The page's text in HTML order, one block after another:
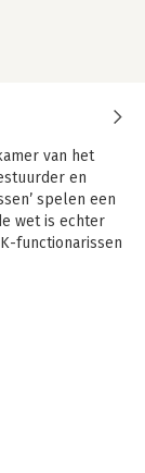
van het
en
spelen een
wet is echter
functionarissen
mag worden
de (verbetering
en
balans te
partijen. Zij